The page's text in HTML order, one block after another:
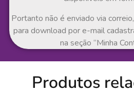
Portanto não é enviado via
para download por e-mail
na seção “Minha
Produtos